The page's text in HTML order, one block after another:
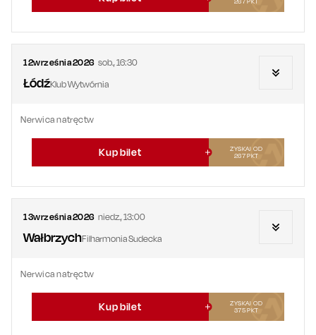
12września2026 sob.,16:30
ŁódźKlub Wytwórnia
Nerwica natręctw
Kup bilet
ZYSKAJ OD
267PKT
13września2026 niedz.,13:00
WałbrzychFilharmonia Sudecka
Nerwica natręctw
Kup bilet
ZYSKAJ OD
375PKT